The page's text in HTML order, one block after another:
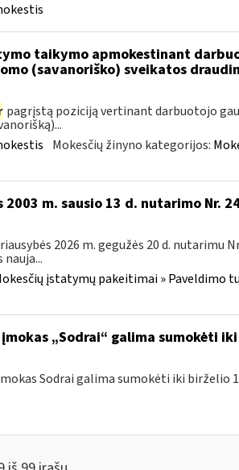
taikymo apmokestinant
(savanoriško) sveikatos
pagrįstą poziciją vertinant darbuotojo
Mokesčių žinyno kategorijos:
m. sausio 13 d. nutarimo Nr.
2026 m. gegužės 20 d. nutarimu
įstatymų pakeitimai » Paveldimo
„Sodrai“ galima sumokėti
Sodrai galima sumokėti iki birželio